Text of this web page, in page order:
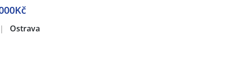
| Ostrava